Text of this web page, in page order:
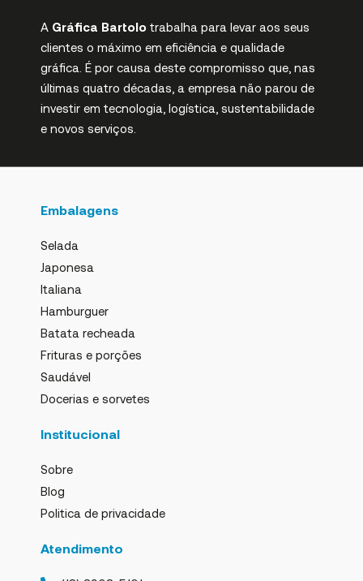
A Gráfica Bartolo trabalha para levar aos seus
clientes o máximo em eficiência e qualidade
gráfica. É por causa deste compromisso que, nas
últimas quatro décadas, a empresa não parou de
investir em tecnologia, logística, sustentabilidade
e novos serviços.
Embalagens
Selada
Japonesa
Italiana
Hamburguer
Batata recheada
Frituras e porções
Saudável
Docerias e sorvetes
Institucional
Sobre
Blog
Politica de privacidade
Atendimento